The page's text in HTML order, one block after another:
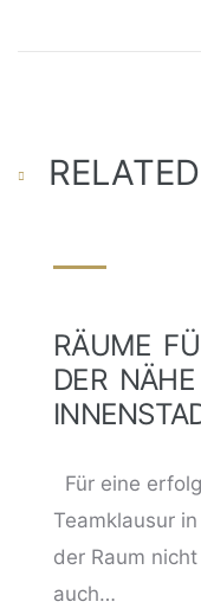
RÄUME
DER
Für eine
Teamklausur
der Raum
auch…